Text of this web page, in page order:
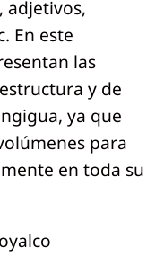
adjetivos,
En este
las
y de
ya que
para
en toda su